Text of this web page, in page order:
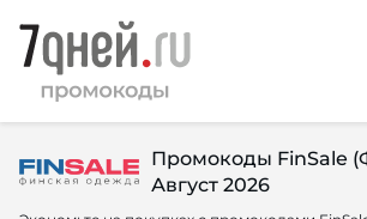
Промокоды FinSale
Август 2026